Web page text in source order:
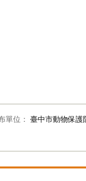
單位： 臺中市動物保護